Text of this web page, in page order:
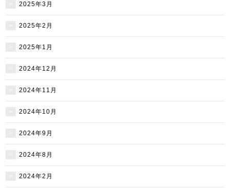
2025年3月
2025年2月
2025年1月
2024年12月
2024年11月
2024年10月
2024年9月
2024年8月
2024年2月